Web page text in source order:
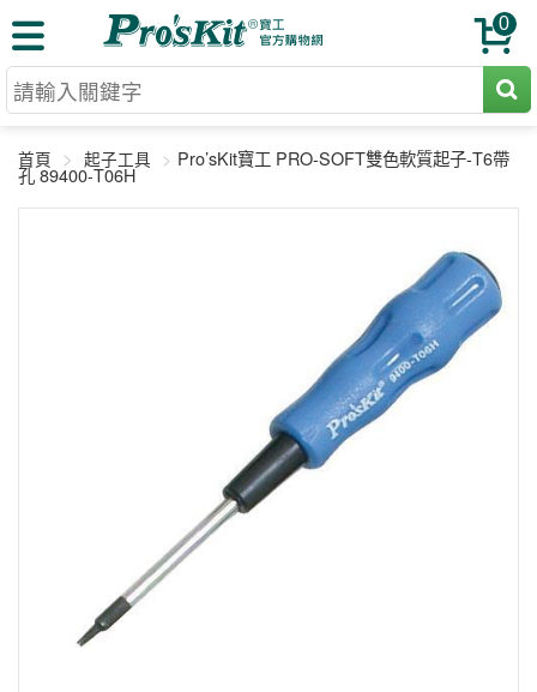
0
壓著鉗
網路壓著鉗
扳手工具
起子工具
手鉗工具
放大工具
周邊配件
烙鐵頭
光纖系列
三用電錶
通訊儀器
環境儀錶
A+B 組合
初階款8+
中階款12＋
報價諮詢
首頁 起子工具 Pro’sKit寶工 PRO-SOFT雙色軟質起子-T6帶
孔 89400-T06H